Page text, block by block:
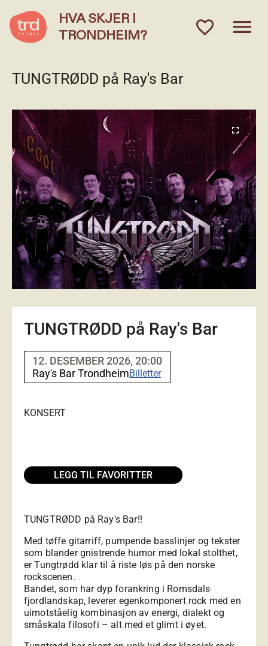
HVA SKJER I
TRONDHEIM?
favorite_outlinedmenu
TUNGTRØDD på Ray's Bar
fullscreen
TUNGTRØDD på Ray's Bar
12. DESEMBER 2026, 20:00
Ray's Bar TrondheimBilletter
KONSERT
LEGG TIL FAVORITTER
TUNGTRØDD på Ray's Bar!!
Med tøffe gitarriff, pumpende basslinjer og tekster
som blander gnistrende humor med lokal stolthet,
er Tungtrødd klar til å riste løs på den norske
rockscenen.
Bandet, som har dyp forankring i Romsdals
fjordlandskap, leverer egenkomponert rock med en
uimotståelig kombinasjon av energi, dialekt og
småskala filosofi – alt med et glimt i øyet.